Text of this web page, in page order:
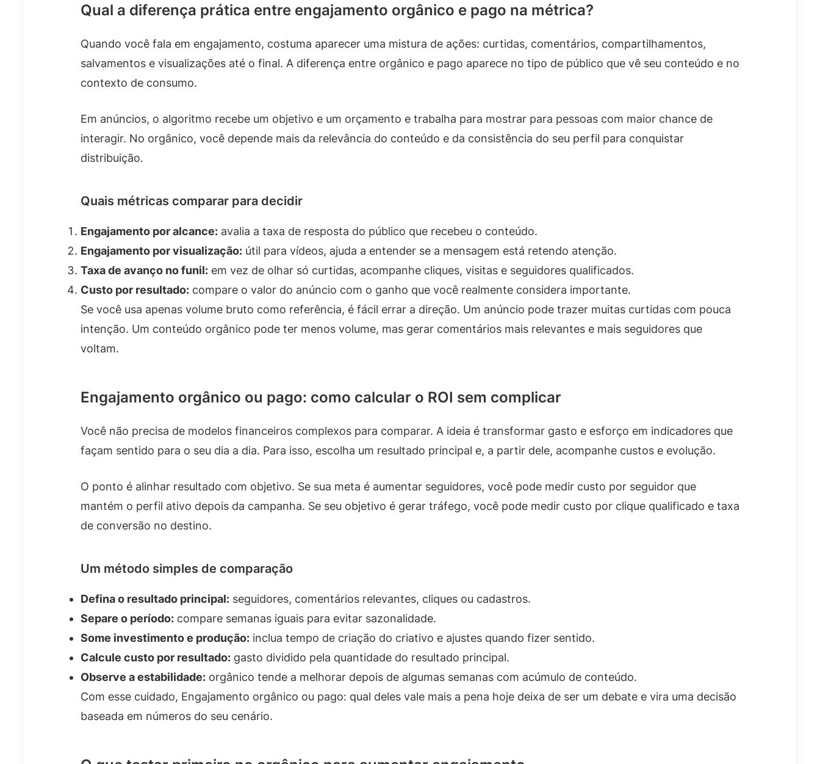
Qual a diferença prática entre engajamento orgânico e pago na métrica?
Quando você fala em engajamento, costuma aparecer uma mistura de ações: curtidas, comentários, compartilhamentos,
salvamentos e visualizações até o final. A diferença entre orgânico e pago aparece no tipo de público que vê seu conteúdo e no
contexto de consumo.
Em anúncios, o algoritmo recebe um objetivo e um orçamento e trabalha para mostrar para pessoas com maior chance de
interagir. No orgânico, você depende mais da relevância do conteúdo e da consistência do seu perfil para conquistar
distribuição.
Quais métricas comparar para decidir
Engajamento por alcance: avalia a taxa de resposta do público que recebeu o conteúdo.
Engajamento por visualização: útil para vídeos, ajuda a entender se a mensagem está retendo atenção.
Taxa de avanço no funil: em vez de olhar só curtidas, acompanhe cliques, visitas e seguidores qualificados.
Custo por resultado: compare o valor do anúncio com o ganho que você realmente considera importante.
Se você usa apenas volume bruto como referência, é fácil errar a direção. Um anúncio pode trazer muitas curtidas com pouca
intenção. Um conteúdo orgânico pode ter menos volume, mas gerar comentários mais relevantes e mais seguidores que
voltam.
Engajamento orgânico ou pago: como calcular o ROI sem complicar
Você não precisa de modelos financeiros complexos para comparar. A ideia é transformar gasto e esforço em indicadores que
façam sentido para o seu dia a dia. Para isso, escolha um resultado principal e, a partir dele, acompanhe custos e evolução.
O ponto é alinhar resultado com objetivo. Se sua meta é aumentar seguidores, você pode medir custo por seguidor que
mantém o perfil ativo depois da campanha. Se seu objetivo é gerar tráfego, você pode medir custo por clique qualificado e taxa
de conversão no destino.
Um método simples de comparação
Defina o resultado principal: seguidores, comentários relevantes, cliques ou cadastros.
Separe o período: compare semanas iguais para evitar sazonalidade.
Some investimento e produção: inclua tempo de criação do criativo e ajustes quando fizer sentido.
Calcule custo por resultado: gasto dividido pela quantidade do resultado principal.
Observe a estabilidade: orgânico tende a melhorar depois de algumas semanas com acúmulo de conteúdo.
Com esse cuidado, Engajamento orgânico ou pago: qual deles vale mais a pena hoje deixa de ser um debate e vira uma decisão
baseada em números do seu cenário.